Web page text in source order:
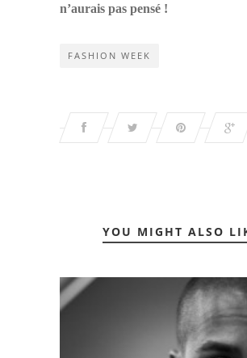
n’aurais pas pensé !
FASHION WEEK
YOU MIGHT ALSO